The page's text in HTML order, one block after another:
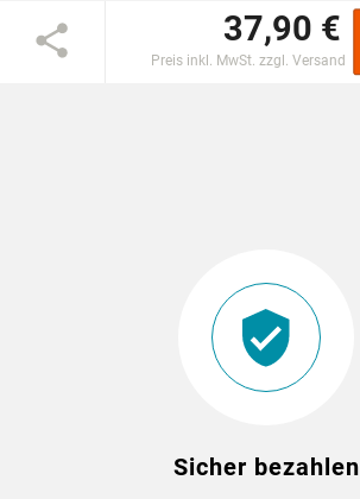
EINSCHULUNG 37,90 €
Preis inkl. MwSt. zzgl. Versand
Sicher bezahlen